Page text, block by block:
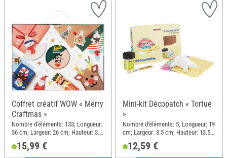
Coffret créatif WOW « Merry
Craftmas »
Nombre d'éléments: 133; Longueur:
36 cm; Largeur: 26 cm; Hauteur: 3.2
Plastique
15,99 €
Mini-kit Décopatch « Tortue
»
Nombre d'éléments: 5; Longueur: 19
cm; Largeur: 3.5 cm; Hauteur: 13.5
12,59 €